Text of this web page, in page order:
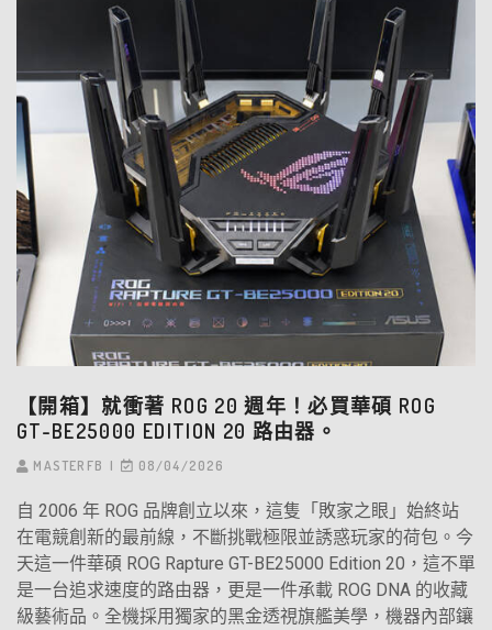
【開箱】就衝著 ROG 20 週年！必買華碩 ROG
GT-BE25000 EDITION 20 路由器。
MASTERFB 08/04/2026
自 2006 年 ROG 品牌創立以來，這隻「敗家之眼」始終站
在電競創新的最前線，不斷挑戰極限並誘惑玩家的荷包。今
天這一件華碩 ROG Rapture GT-BE25000 Edition 20，這不單
是一台追求速度的路由器，更是一件承載 ROG DNA 的收藏
級藝術品。全機採用獨家的黑金透視旗艦美學，機器內部鑲